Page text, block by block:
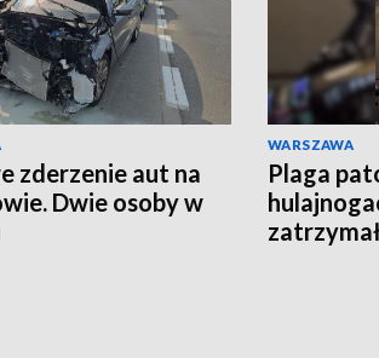
zderzenie aut na
Dwie osoby w
WARSZAWA
Plaga